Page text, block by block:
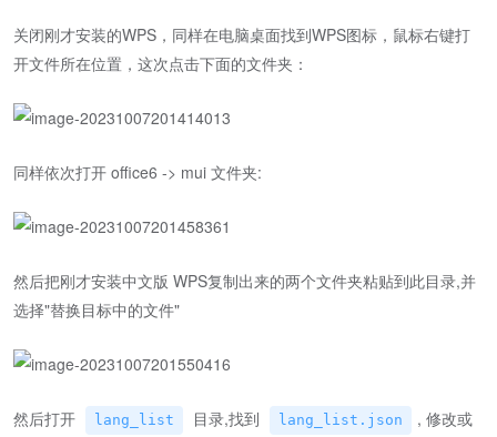
关闭刚才安装的WPS，同样在电脑桌面找到WPS图标，鼠标右键打
开文件所在位置，这次点击下面的文件夹：
同样依次打开 office6 -> mui 文件夹:
然后把刚才安装中文版 WPS复制出来的两个文件夹粘贴到此目录,并
选择"替换目标中的文件"
然后打开 lang_list 目录,找到 lang_list.json , 修改或